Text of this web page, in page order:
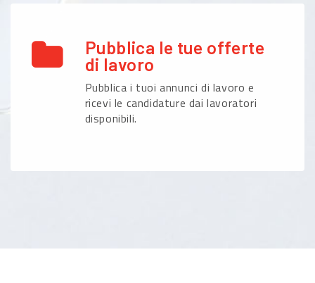
Pubblica le tue offerte
di lavoro
Pubblica i tuoi annunci di lavoro e
ricevi le candidature dai lavoratori
disponibili.